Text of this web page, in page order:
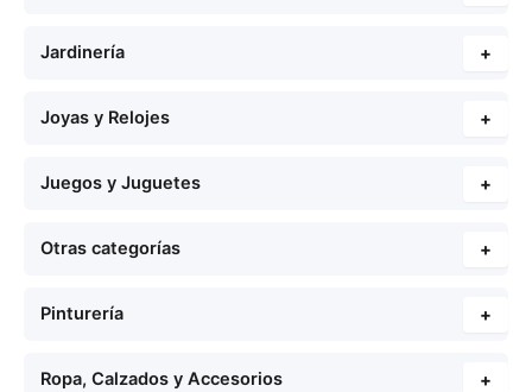
Jardinería +
Joyas y Relojes +
Juegos y Juguetes +
Otras categorías +
Pinturería +
Ropa, Calzados y Accesorios +